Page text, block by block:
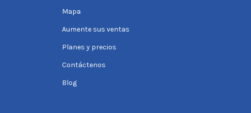
Mapa
Aumente sus ventas
Planes y precios
Contáctenos
Blog